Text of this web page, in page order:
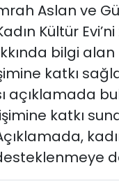
Aslan ve
Kültür
bilgi
katkı
açıklamada
katkı